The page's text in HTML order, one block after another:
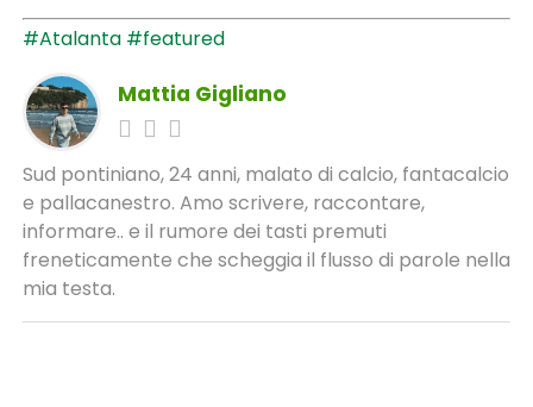
#Atalanta #featured
Mattia Gigliano
Sud pontiniano, 24 anni, malato di calcio, fantacalcio
e pallacanestro. Amo scrivere, raccontare,
informare.. e il rumore dei tasti premuti
freneticamente che scheggia il flusso di parole nella
mia testa.